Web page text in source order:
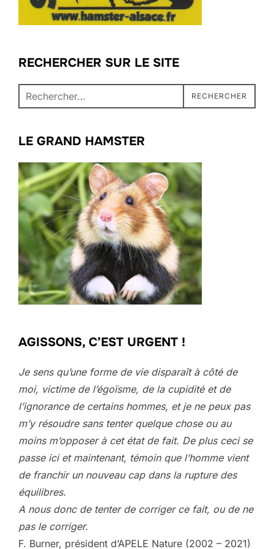
RECHERCHER SUR LE SITE
Recherche
pour :
RECHERCHER
LE GRAND HAMSTER
AGISSONS, C’EST URGENT !
Je sens qu’une forme de vie disparaît à côté de
moi, victime de l’égoïsme, de la cupidité et de
l’ignorance de certains hommes, et je ne peux pas
m’y résoudre sans tenter quelque chose ou au
moins m’opposer à cet état de fait. De plus ceci se
passe ici et maintenant, témoin que l’homme vient
de franchir un nouveau cap dans la rupture des
équilibres.
A nous donc de tenter de corriger ce fait, ou de ne
pas le corriger.
F. Burner, président d’APELE Nature (2002 – 2021)